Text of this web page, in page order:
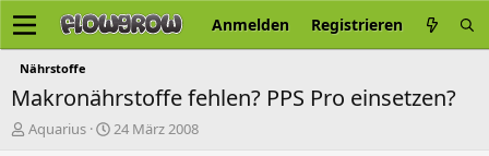
Anmelden Registrieren
Nährstoffe
Makronährstoffe fehlen? PPS Pro einsetzen?
E
Aquarius
E
24 März 2008